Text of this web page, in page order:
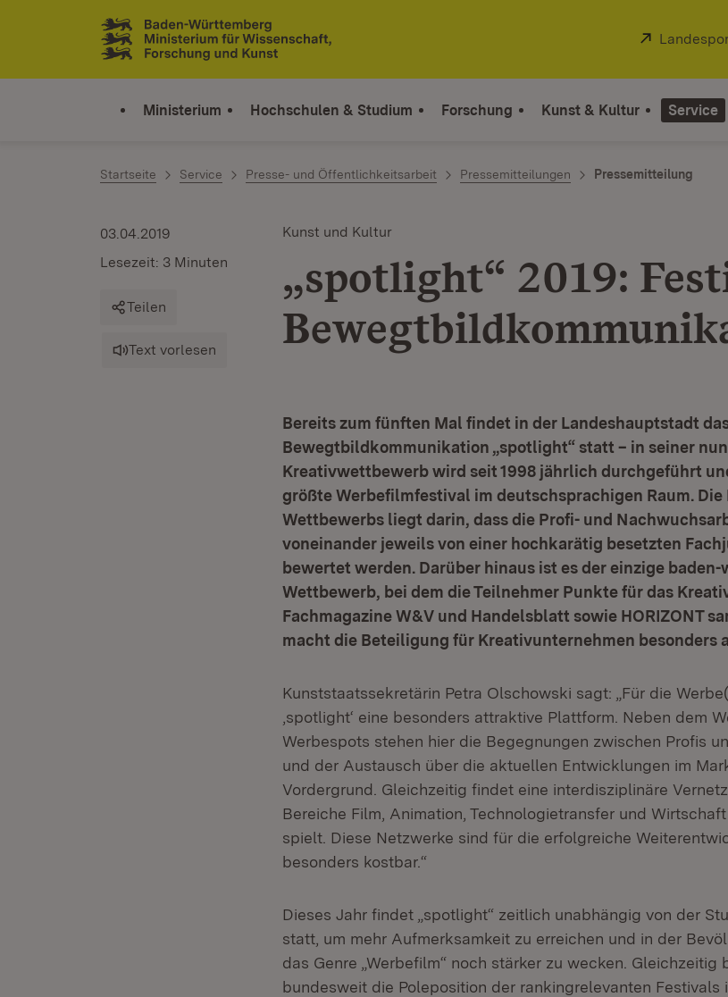
Zum Inhalt springen
Link zur Startseite
Extern:
Ministerium Hochschulen & Studium Forschung Kunst & Kultur Service
Startseite Service Presse- und Öffentlichkeitsarbeit Pressemitteilungen Pressemitteilung
Kunst und Kultur
„spotlight“ 2019:
03.04.2019
Lesezeit: 3 Minuten
Teilen
Text vorlesen
Bereits zum fünften Mal findet in der Landeshauptstadt
Bewegtbildkommunikation „spotlight“ statt – in seiner
Kreativwettbewerb wird seit 1998 jährlich durchgeführt
größte Werbefilmfestival im deutschsprachigen Raum. Die
Wettbewerbs liegt darin, dass die Profi- und
voneinander jeweils von einer hochkarätig besetzten
bewertet werden. Darüber hinaus ist es der einzige
Wettbewerb, bei dem die Teilnehmer Punkte für das
Fachmagazine W&V und Handelsblatt sowie HORIZONT
macht die Beteiligung für Kreativunternehmen besonders
Kunststaatssekretärin Petra Olschowski sagt: „Für die
‚spotlight‘ eine besonders attraktive Plattform. Neben dem
Werbespots stehen hier die Begegnungen zwischen Profis
und der Austausch über die aktuellen Entwicklungen im
Vordergrund. Gleichzeitig findet eine interdisziplinäre
Bereiche Film, Animation, Technologietransfer und
spielt. Diese Netzwerke sind für die erfolgreiche
besonders kostbar.“
Dieses Jahr findet „spotlight“ zeitlich unabhängig von der
statt, um mehr Aufmerksamkeit zu erreichen und in der
das Genre „Werbefilm“ noch stärker zu wecken. Gleichzeitig
bundesweit die Poleposition der rankingrelevanten Festivals